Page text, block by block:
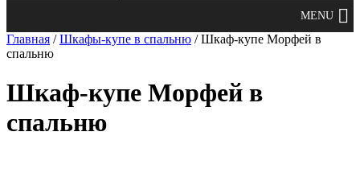
Главная /Шкафы-купе в спальню / Шкаф-купе Морфей в
спальню
Шкаф-купе Морфей в
спальню